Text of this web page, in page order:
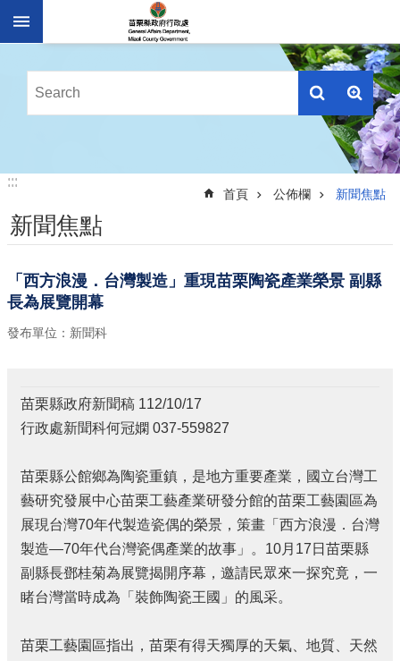
跳到主要內容區塊
務
介
民
服
務
個
人
料
保
護
管
理
手
願
:::
:::
首頁 公佈欄 新聞焦點
新聞焦點
「西方浪漫．台灣製造」重現苗栗陶瓷產業榮景 副縣
長為展覽開幕
發布單位：新聞科
苗栗縣政府新聞稿 112/10/17
行政處新聞科何冠嫻 037-559827
苗栗縣公館鄉為陶瓷重鎮，是地方重要產業，國立台灣工
藝研究發展中心苗栗工藝產業研發分館的苗栗工藝園區為
展現台灣70年代製造瓷偶的榮景，策畫「西方浪漫．台灣
製造—70年代台灣瓷偶產業的故事」。10月17日苗栗縣
副縣長鄧桂菊為展覽揭開序幕，邀請民眾來一探究竟，一
睹台灣當時成為「裝飾陶瓷王國」的風采。
苗栗工藝園區指出，苗栗有得天獨厚的天氣、地質、天然